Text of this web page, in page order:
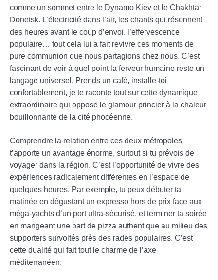
comme un sommet entre le Dynamo Kiev et le Chakhtar
Donetsk. L’électricité dans l’air, les chants qui résonnent
des heures avant le coup d’envoi, l’effervescence
populaire… tout cela lui a fait revivre ces moments de
pure communion que nous partagions chez nous. C’est
fascinant de voir à quel point la ferveur humaine reste un
langage universel. Prends un café, installe-toi
confortablement, je te raconte tout sur cette dynamique
extraordinaire qui oppose le glamour princier à la chaleur
bouillonnante de la cité phocéenne.
Comprendre la relation entre ces deux métropoles
t’apporte un avantage énorme, surtout si tu prévois de
voyager dans la région. C’est l’opportunité de vivre des
expériences radicalement différentes en l’espace de
quelques heures. Par exemple, tu peux débuter ta
matinée en dégustant un expresso hors de prix face aux
méga-yachts d’un port ultra-sécurisé, et terminer ta soirée
en mangeant une part de pizza authentique au milieu des
supporters survoltés près des rades populaires. C’est
cette dualité qui fait tout le charme de l’axe
méditerranéen.